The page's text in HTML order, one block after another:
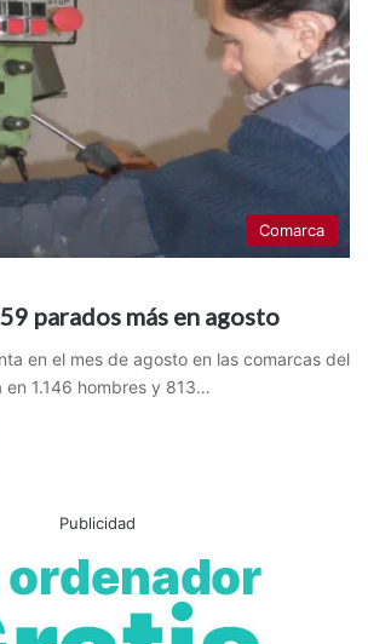
Comarca
parados más en agosto
en el mes de agosto en las comarcas del
en 1.146 hombres y 813…
Publicidad